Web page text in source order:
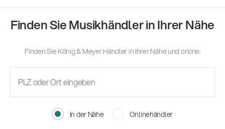
Finden Sie Musikhändler in Ihrer Nähe
Finden Sie König & Meyer Händler in Ihrer Nähe und online.
In der Nähe Onlinehändler